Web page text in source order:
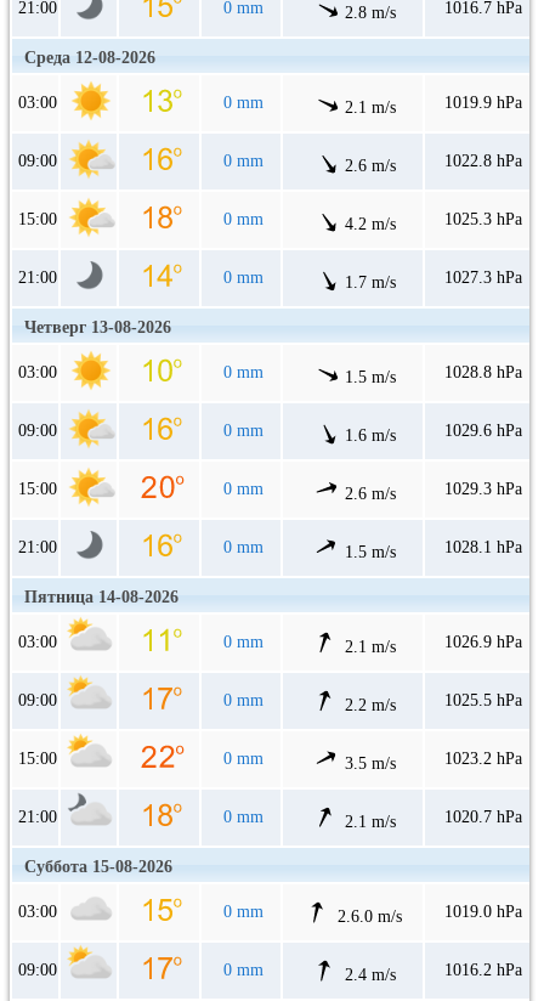
21:00 0 mm 2.8 m/s 1016.7 hPa
Среда 12-08-2026
03:00 0 mm 2.1 m/s 1019.9 hPa
09:00 0 mm 2.6 m/s 1022.8 hPa
15:00 0 mm 4.2 m/s 1025.3 hPa
21:00 0 mm 1.7 m/s 1027.3 hPa
Четверг 13-08-2026
03:00 0 mm 1.5 m/s 1028.8 hPa
09:00 0 mm 1.6 m/s 1029.6 hPa
15:00 0 mm 2.6 m/s 1029.3 hPa
21:00 0 mm 1.5 m/s 1028.1 hPa
Пятница 14-08-2026
03:00 0 mm 2.1 m/s 1026.9 hPa
09:00 0 mm 2.2 m/s 1025.5 hPa
15:00 0 mm 3.5 m/s 1023.2 hPa
21:00 0 mm 2.1 m/s 1020.7 hPa
Суббота 15-08-2026
03:00 0 mm 2.6.0 m/s 1019.0 hPa
09:00 0 mm 2.4 m/s 1016.2 hPa